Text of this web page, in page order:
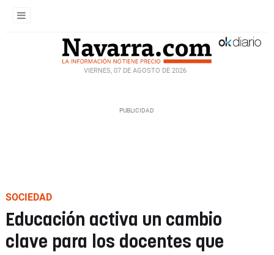
VIERNES, 07 DE AGOSTO DE 2026
SOCIEDAD
Educación activa un cambio
clave para los docentes que